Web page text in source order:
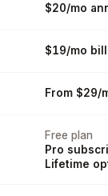
$20/mo
$19/mo
From $29/
Free plan
Pro
Lifetime